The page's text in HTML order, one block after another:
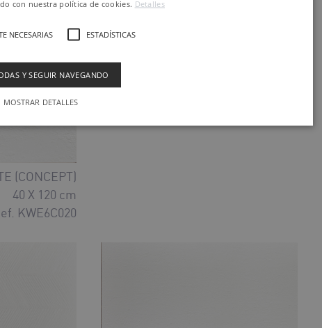
(CONCEPT)
40 X 120 cm
KWE6C020
con nuestra política de cookies. Detalles
NECESARIAS ESTADÍSTICAS
Y SEGUIR NAVEGANDO
MOSTRAR DETALLES